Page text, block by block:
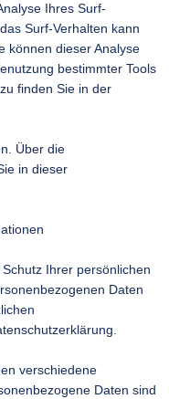
Ihres Surf-
Surf-Verhalten kann
können dieser Analyse
bestimmter Tools
finden Sie in der
Über die
in dieser
Ihrer persönlichen
Daten
verschiedene
Daten sind